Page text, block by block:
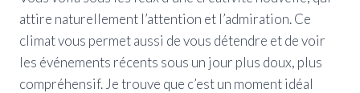
attire naturellement l’attention et l’admiration. Ce
climat vous permet aussi de vous détendre et de voir
les événements récents sous un jour plus doux, plus
compréhensif. Je trouve que c’est un moment idéal